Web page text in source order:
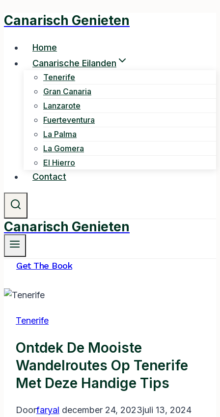
Doorgaan
inhoud
Canarisch Genieten
Home
Canarische Eilanden
Tenerife
Gran Canaria
Lanzarote
Fuerteventura
La Palma
La Gomera
El Hierro
Contact
Canarisch Genieten
Get The Book
Tenerife
Ontdek De Mooiste
Wandelroutes Op Tenerife
Met Deze Handige Tips
Doorfaryal december 24, 2023juli 13, 2024